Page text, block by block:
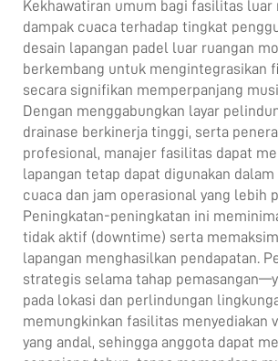
Kekhawatiran umum bagi fasilitas luar
dampak cuaca terhadap tingkat
desain lapangan padel luar ruangan
berkembang untuk mengintegrasikan
secara signifikan memperpanjang
Dengan menggabungkan layar
drainase berkinerja tinggi, serta
profesional, manajer fasilitas dapat
lapangan tetap dapat digunakan
cuaca dan jam operasional yang lebih
Peningkatan-peningkatan ini
tidak aktif (downtime) serta
lapangan menghasilkan pendapatan.
strategis selama tahap
pada lokasi dan perlindungan
memungkinkan fasilitas menyediakan
yang andal, sehingga anggota dapat